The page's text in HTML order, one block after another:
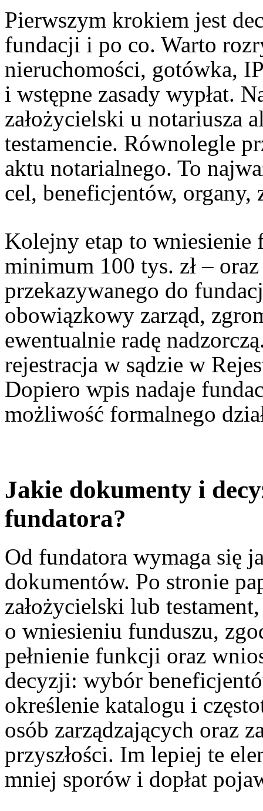
Pierwszym krokiem jest
fundacji i po co. Warto
nieruchomości, gotówka,
i wstępne zasady wypłat.
założycielski u notariusza
testamencie. Równolegle
aktu notarialnego. To
cel, beneficjentów, organy,
Kolejny etap to wniesienie
minimum 100 tys. zł –
przekazywanego do
obowiązkowy zarząd,
ewentualnie radę
rejestracja w sądzie w
Dopiero wpis nadaje
możliwość formalnego
Jakie dokumenty i
fundatora?
Od fundatora wymaga się
dokumentów. Po stronie
założycielski lub
o wniesieniu funduszu,
pełnienie funkcji oraz
decyzji: wybór
określenie katalogu i
osób zarządzających oraz
przyszłości. Im lepiej te
mniej sporów i dopłat